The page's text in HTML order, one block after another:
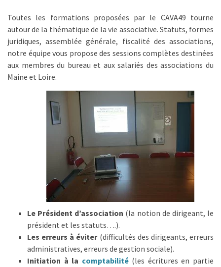
Toutes les formations proposées par le CAVA49 tourne
autour de la thématique de la vie associative. Statuts, formes
juridiques, assemblée générale, fiscalité des associations,
notre équipe vous propose des sessions complètes destinées
aux membres du bureau et aux salariés des associations du
Maine et Loire.
Le Président d’association (la notion de dirigeant, le
président et les statuts….).
Les erreurs à éviter(difficultés des dirigeants, erreurs
administratives, erreurs de gestion sociale).
Initiation à la comptabilité(les écritures en partie